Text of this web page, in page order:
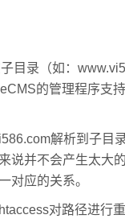
录（如：
的管理程序支
解析到子目
说并不会产生太大
对应的关系。
对路径进行